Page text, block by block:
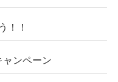
！！
ャンペーン